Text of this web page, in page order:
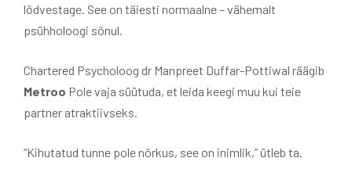
lõdvestage. See on täiesti normaalne – vähemalt
psühholoogi sõnul.
Chartered Psycholoog dr Manpreet Duffar-Pottiwal räägib
Metroo Pole vaja süütuda, et leida keegi muu kui teie
partner atraktiivseks.
“Kihutatud tunne pole nõrkus, see on inimlik,” ütleb ta.